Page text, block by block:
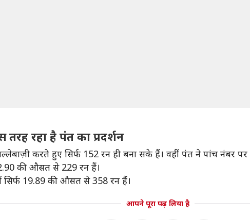
रहा है पंत का प्रदर्शन
करते हुए सिर्फ 152 रन ही बना सके हैं। वहीं पंत ने पांच नंबर
की औसत से 229 रन हैं।
सिर्फ 19.89 की औसत से 358 रन हैं।
आपने पूरा पढ़ लिया है